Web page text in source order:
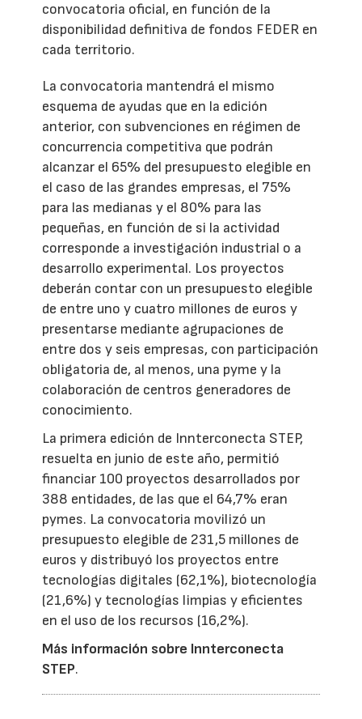
convocatoria oficial, en función de la
disponibilidad definitiva de fondos FEDER en
cada territorio.
La convocatoria mantendrá el mismo
esquema de ayudas que en la edición
anterior, con subvenciones en régimen de
concurrencia competitiva que podrán
alcanzar el 65% del presupuesto elegible en
el caso de las grandes empresas, el 75%
para las medianas y el 80% para las
pequeñas, en función de si la actividad
corresponde a investigación industrial o a
desarrollo experimental. Los proyectos
deberán contar con un presupuesto elegible
de entre uno y cuatro millones de euros y
presentarse mediante agrupaciones de
entre dos y seis empresas, con participación
obligatoria de, al menos, una pyme y la
colaboración de centros generadores de
conocimiento.
La primera edición de Innterconecta STEP,
resuelta en junio de este año, permitió
financiar 100 proyectos desarrollados por
388 entidades, de las que el 64,7% eran
pymes. La convocatoria movilizó un
presupuesto elegible de 231,5 millones de
euros y distribuyó los proyectos entre
tecnologías digitales (62,1%), biotecnología
(21,6%) y tecnologías limpias y eficientes
en el uso de los recursos (16,2%).
Más información sobre Innterconecta
STEP.